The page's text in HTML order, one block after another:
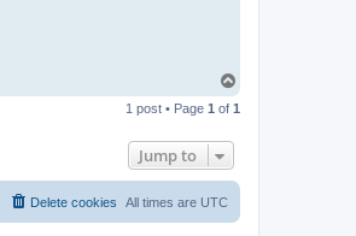
p
1 post • Page 1 of 1
Jump to
All times are UTC
Delete cookies